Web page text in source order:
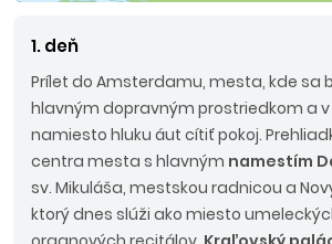
1. deň
Prílet do Amsterdamu, mesta, kde sa
hlavným dopravným prostriedkom a
namiesto hluku áut cítiť pokoj.
centra mesta s hlavným namestím
sv. Mikuláša, mestskou radnicou a
ktorý dnes slúži ako miesto